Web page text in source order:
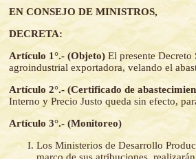
EN CONSEJO DE MINISTROS,
DECRETA:
Artículo 1°.- (Objeto) El presente
agroindustrial exportadora, velando el
Artículo 2°.- (Certificado de
Interno y Precio Justo queda sin efecto,
Artículo 3°.- (Monitoreo)
Los Ministerios de Desarrollo